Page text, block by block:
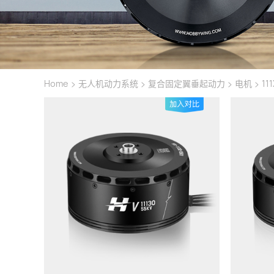
Home > 无人机动力系统 > 复合固定翼垂起动力 > 电机 >